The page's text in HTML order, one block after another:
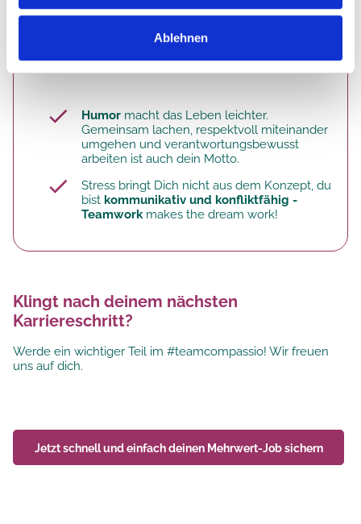
Ablehnen
Das macht dich aus:
Humor macht das Leben leichter.
Gemeinsam lachen, respektvoll miteinander
umgehen und verantwortungsbewusst
arbeiten ist auch dein Motto.
Stress bringt Dich nicht aus dem Konzept, du
bist kommunikativ und konfliktfähig -
Teamworkmakes the dream work!
Klingt nach deinem nächsten
Karriereschritt?
Werde ein wichtiger Teil im #teamcompassio! Wir freuen
uns auf dich.
Jetzt schnell und einfach deinen Mehrwert-Jobsichern